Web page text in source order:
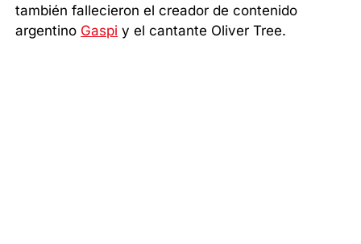
también fallecieron el creador de contenido
argentino Gaspi y el cantante Oliver Tree.